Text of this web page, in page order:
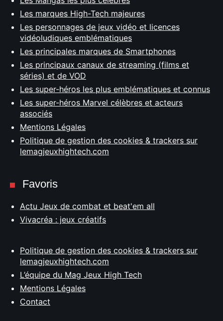
Les marques High-Tech majeures
Les personnages de jeux vidéo et licences
vidéoludiques emblématiques
Les principales marques de Smartphones
Les principaux canaux de streaming (films et
séries) et de VOD
Les super-héros les plus emblématiques et connus
Les super-héros Marvel célèbres et acteurs
associés
Mentions Légales
Politique de gestion des cookies & trackers sur
lemagjeuxhightech.com
Favoris
Actu Jeux de combat et beat'em all
Vivacréa : jeux créatifs
Politique de gestion des cookies & trackers sur
lemagjeuxhightech.com
L’équipe du Mag Jeux High Tech
Mentions Légales
Contact